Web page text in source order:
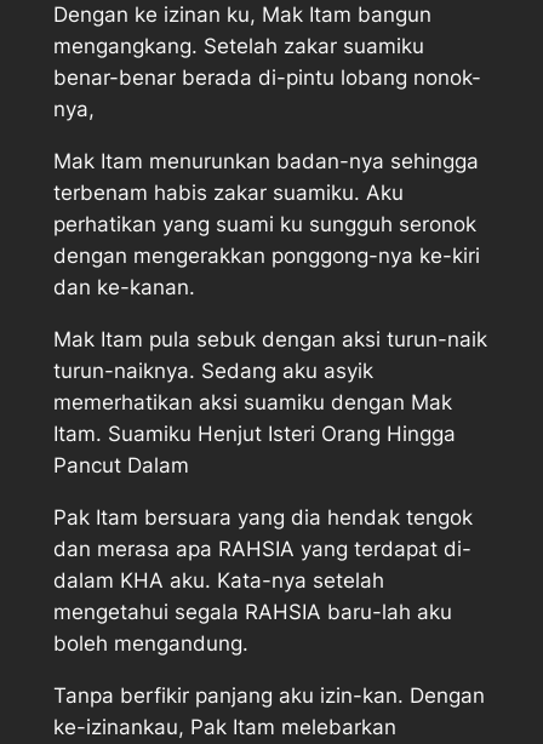
Dengan ke izinan ku, Mak Itam bangun
mengangkang. Setelah zakar suamiku
benar-benar berada di-pintu lobang nonok-
nya,
Mak Itam menurunkan badan-nya sehingga
terbenam habis zakar suamiku. Aku
perhatikan yang suami ku sungguh seronok
dengan mengerakkan ponggong-nya ke-kiri
dan ke-kanan.
Mak Itam pula sebuk dengan aksi turun-naik
turun-naiknya. Sedang aku asyik
memerhatikan aksi suamiku dengan Mak
Itam. Suamiku Henjut Isteri Orang Hingga
Pancut Dalam
Pak Itam bersuara yang dia hendak tengok
dan merasa apa RAHSIA yang terdapat di-
dalam KHA aku. Kata-nya setelah
mengetahui segala RAHSIA baru-lah aku
boleh mengandung.
Tanpa berfikir panjang aku izin-kan. Dengan
ke-izinankau, Pak Itam melebarkan